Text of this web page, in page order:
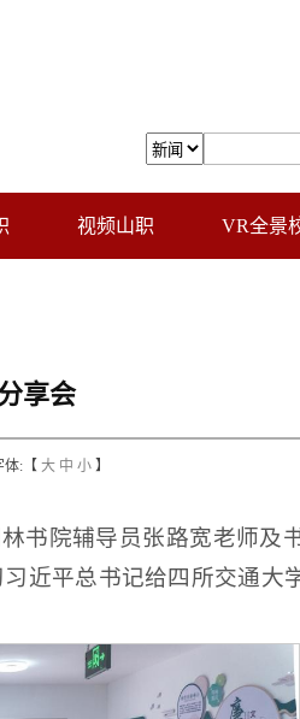
视频山职 VR全景
享会
体:【 大 中 小】
书院辅导员张路宽老师及
近平总书记给四所交通大